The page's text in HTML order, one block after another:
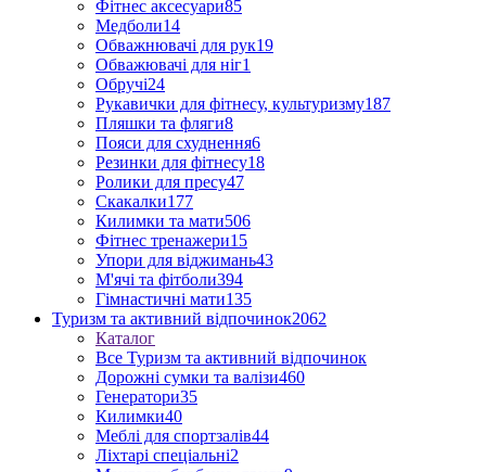
Фітнес аксесуари85
Медболи14
Обважнювачі для рук19
Обважювачі для ніг1
Обручі24
Рукавички для фітнесу, культуризму187
Пляшки та фляги8
Пояси для схуднення6
Резинки для фітнесу18
Ролики для пресу47
Скакалки177
Килимки та мати506
Фітнес тренажери15
Упори для віджимань43
М'ячі та фітболи394
Гімнастичні мати135
Туризм та активний відпочинок2062
Каталог
Все Туризм та активний відпочинок
Дорожні сумки та валізи460
Генератори35
Килимки40
Меблі для спортзалів44
Ліхтарі спеціальні2